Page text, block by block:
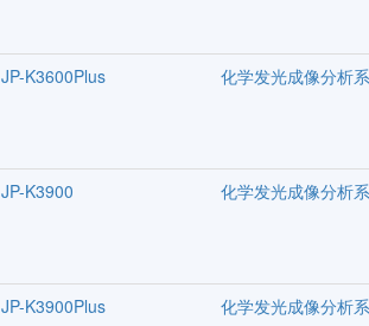
JP-K3600Plus 化学发光成像分析
JP-K3900 化学发光成像分析
JP-K3900Plus 化学发光成像分析